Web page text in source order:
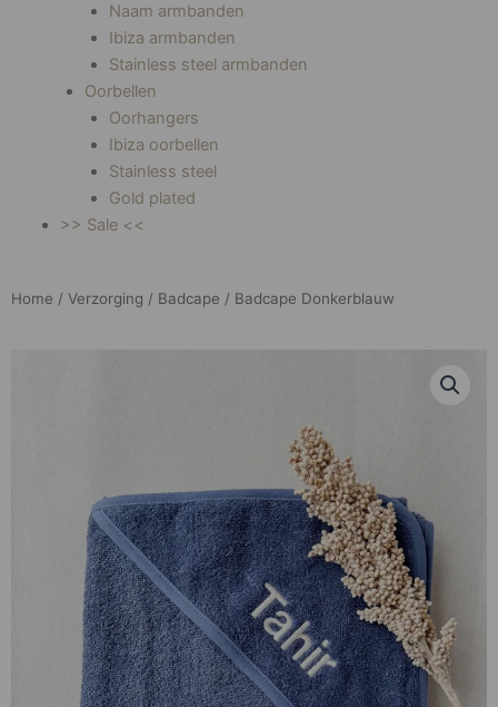
Naam armbanden
Ibiza armbanden
Stainless steel armbanden
Oorbellen
Oorhangers
Ibiza oorbellen
Stainless steel
Gold plated
>> Sale <<
Home / Verzorging / Badcape / Badcape Donkerblauw